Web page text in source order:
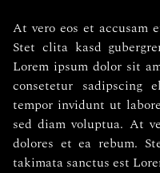
At vero eos et accusam
Stet clita kasd
Lorem ipsum dolor sit
consetetur sadipscing
tempor invidunt ut
sed diam voluptua. At
dolores et ea rebum.
takimata sanctus est